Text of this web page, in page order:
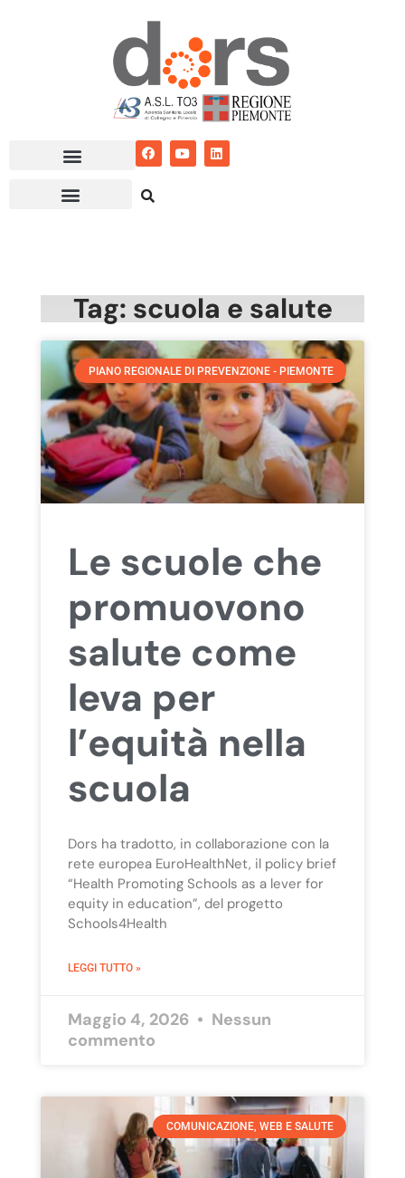
Tag: scuola e salute
PIANO REGIONALE DI PREVENZIONE - PIEMONTE
Le scuole che
promuovono
salute come
leva per
l’equità nella
scuola
Dors ha tradotto, in collaborazione con la
rete europea EuroHealthNet, il policy brief
“Health Promoting Schools as a lever for
equity in education”, del progetto
Schools4Health
LEGGI TUTTO »
Maggio 4, 2026
Nessun
commento
COMUNICAZIONE, WEB E SALUTE